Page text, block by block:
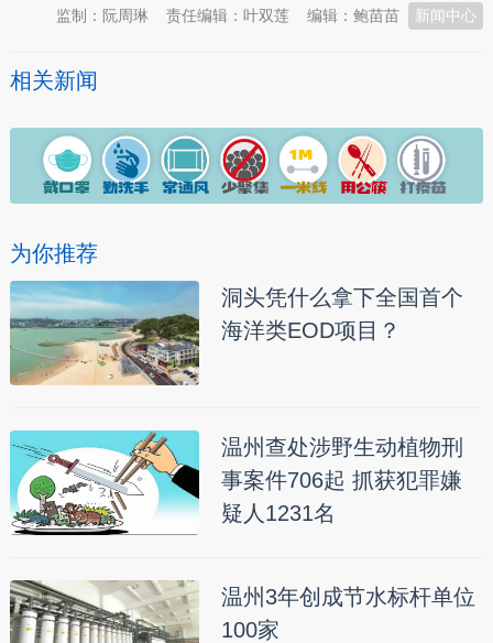
新闻中心
编辑：鲍苗苗
责任编辑：叶双莲
监制：阮周琳
相关新闻
为你推荐
洞头凭什么拿下全国首个
海洋类EOD项目？
温州查处涉野生动植物刑
事案件706起 抓获犯罪嫌
疑人1231名
温州3年创成节水标杆单位
100家